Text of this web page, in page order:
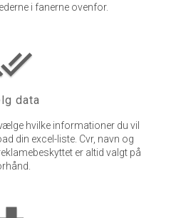
i fanerne ovenfor.
data
hvilke informationer du vil
din excel-liste. Cvr, navn og
er altid valgt på